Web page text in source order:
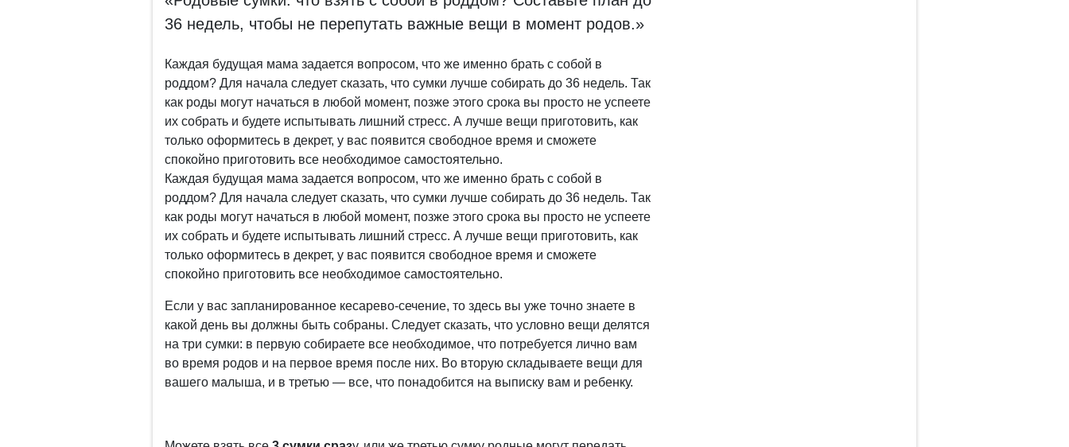
36 недель, чтобы не перепутать важные вещи в момент родов.»
Каждая будущая мама задается вопросом, что же именно брать с собой в
роддом? Для начала следует сказать, что сумки лучше собирать до 36 недель. Так
как роды могут начаться в любой момент, позже этого срока вы просто не успеете
их собрать и будете испытывать лишний стресс. А лучше вещи приготовить, как
только оформитесь в декрет, у вас появится свободное время и сможете
спокойно приготовить все необходимое самостоятельно.
Каждая будущая мама задается вопросом, что же именно брать с собой в
роддом? Для начала следует сказать, что сумки лучше собирать до 36 недель. Так
как роды могут начаться в любой момент, позже этого срока вы просто не успеете
их собрать и будете испытывать лишний стресс. А лучше вещи приготовить, как
только оформитесь в декрет, у вас появится свободное время и сможете
спокойно приготовить все необходимое самостоятельно.
Если у вас запланированное кесарево-сечение, то здесь вы уже точно знаете в
какой день вы должны быть собраны. Следует сказать, что условно вещи делятся
на три сумки: в первую собираете все необходимое, что потребуется лично вам
во время родов и на первое время после них. Во вторую складываете вещи для
вашего малыша, и в третью — все, что понадобится на выписку вам и ребенку.